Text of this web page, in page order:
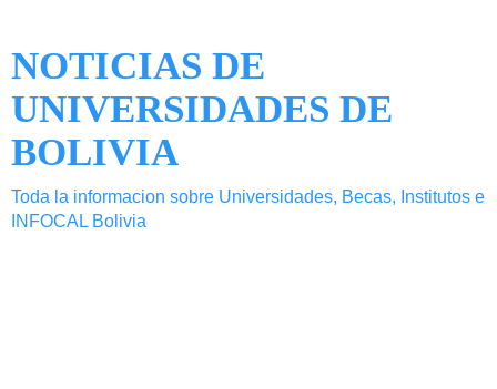
NOTICIAS DE
UNIVERSIDADES DE
BOLIVIA
Toda la informacion sobre Universidades, Becas, Institutos e
INFOCAL Bolivia